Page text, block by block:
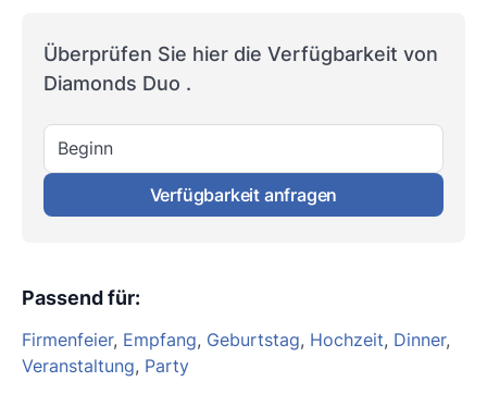
Überprüfen Sie hier die Verfügbarkeit von
Diamonds Duo .
Beginn
Verfügbarkeit anfragen
Passend für:
Firmenfeier, Empfang, Geburtstag, Hochzeit, Dinner,
Veranstaltung, Party